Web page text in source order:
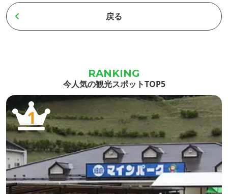
とい
の特
料理書
百五
戻る
今人気の観光スポットTOP5
1